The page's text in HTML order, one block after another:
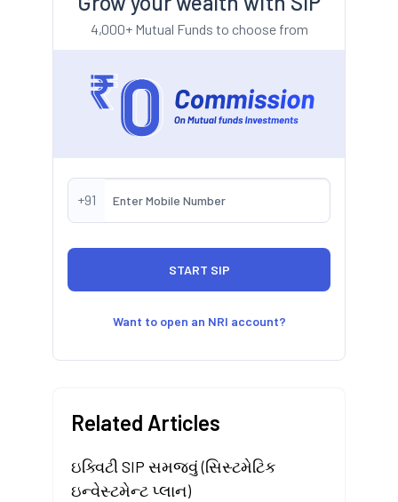
4,000+ Mutual Funds to choose from
+91
Want to open an NRI account?
Related Articles
ઇક્વિટી SIP સમજવું (સિસ્ટમેટિક
ઇન્વેસ્ટમેન્ટ પ્લાન)